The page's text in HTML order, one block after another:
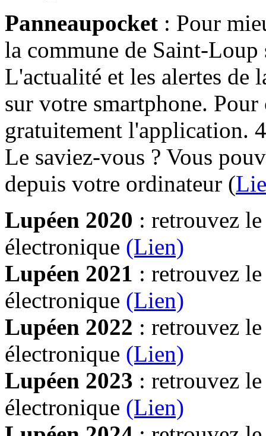
Panneaupocket : Pour
la commune de Saint-Loup
L'actualité et les alertes de
sur votre smartphone.
gratuitement l'application.
Le saviez-vous ? Vous
depuis votre ordinateur (
Lupéen 2020 : retrouvez
électronique (Lien)
Lupéen 2021 : retrouvez
électronique (Lien)
Lupéen 2022 : retrouvez
électronique (Lien)
Lupéen 2023 : retrouvez
électronique (Lien)